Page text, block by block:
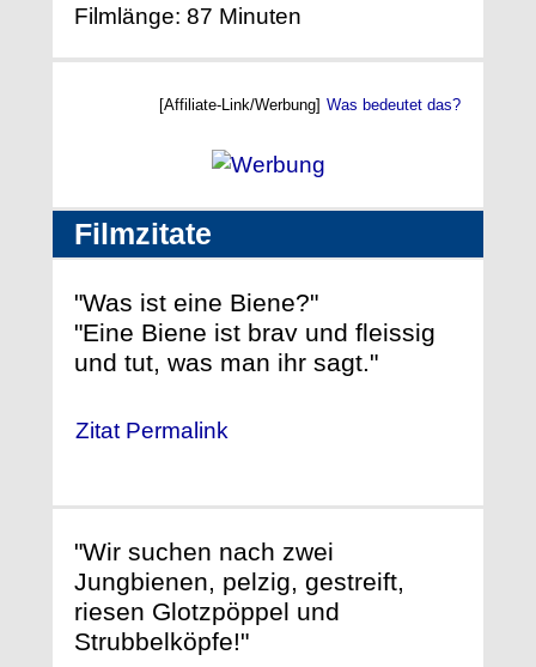
Filmlänge: 87 Minuten
[Affiliate-Link/Werbung] Was bedeutet das?
Filmzitate
"Was ist eine Biene?"
"Eine Biene ist brav und fleissig
und tut, was man ihr sagt."
Zitat Permalink
"Wir suchen nach zwei
Jungbienen, pelzig, gestreift,
riesen Glotzpöppel und
Strubbelköpfe!"